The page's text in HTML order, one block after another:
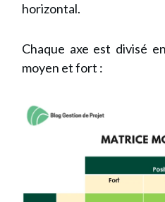
horizontal.
Chaque axe est divisé
moyen et fort :